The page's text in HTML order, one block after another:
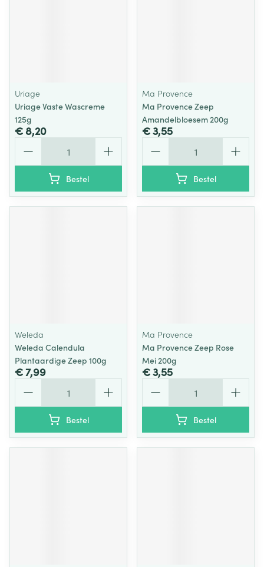
Uriage
Uriage Vaste Wascreme
125g
€ 8,20
Bestel
Ma Provence
Ma Provence Zeep
Amandelbloesem 200g
€ 3,55
Bestel
Weleda
Weleda Calendula
Plantaardige Zeep 100g
€ 7,99
Bestel
Ma Provence
Ma Provence Zeep Rose
Mei 200g
€ 3,55
Bestel